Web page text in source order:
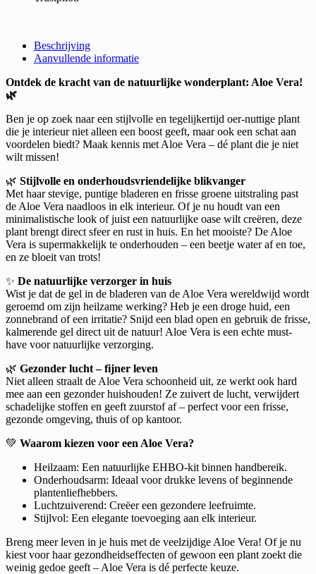
Beschrijving
Aanvullende informatie
Ontdek de kracht van de natuurlijke wonderplant: Aloe Vera!
🌿
Ben je op zoek naar een stijlvolle en tegelijkertijd oer-nuttige plant
die je interieur niet alleen een boost geeft, maar ook een schat aan
voordelen biedt? Maak kennis met Aloe Vera – dé plant die je niet
wilt missen!
🌿 Stijlvolle en onderhoudsvriendelijke blikvanger
Met haar stevige, puntige bladeren en frisse groene uitstraling past
de Aloe Vera naadloos in elk interieur. Of je nu houdt van een
minimalistische look of juist een natuurlijke oase wilt creëren, deze
plant brengt direct sfeer en rust in huis. En het mooiste? De Aloe
Vera is supermakkelijk te onderhouden – een beetje water af en toe,
en ze bloeit van trots!
✨ De natuurlijke verzorger in huis
Wist je dat de gel in de bladeren van de Aloe Vera wereldwijd wordt
geroemd om zijn heilzame werking? Heb je een droge huid, een
zonnebrand of een irritatie? Snijd een blad open en gebruik de frisse,
kalmerende gel direct uit de natuur! Aloe Vera is een echte must-
have voor natuurlijke verzorging.
🌿 Gezonder lucht – fijner leven
Niet alleen straalt de Aloe Vera schoonheid uit, ze werkt ook hard
mee aan een gezonder huishouden! Ze zuivert de lucht, verwijdert
schadelijke stoffen en geeft zuurstof af – perfect voor een frisse,
gezonde omgeving, thuis of op kantoor.
💚 Waarom kiezen voor een Aloe Vera?
Heilzaam: Een natuurlijke EHBO-kit binnen handbereik.
Onderhoudsarm: Ideaal voor drukke levens of beginnende
plantenliefhebbers.
Luchtzuiverend: Creëer een gezondere leefruimte.
Stijlvol: Een elegante toevoeging aan elk interieur.
Breng meer leven in je huis met de veelzijdige Aloe Vera! Of je nu
kiest voor haar gezondheidseffecten of gewoon een plant zoekt die
weinig gedoe geeft – Aloe Vera is dé perfecte keuze.